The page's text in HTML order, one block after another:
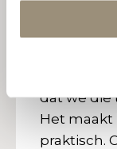
echt een
de wand,
dat we die
Het maakt
praktisch.